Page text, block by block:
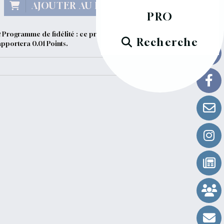
PRO
Recherche
AJOUTER AU PANIER
Programme de fidélité : ce produit vous
0.01 Points.